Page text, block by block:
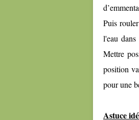
Puis
l'eau
Mettre
position
pour une
Astuce